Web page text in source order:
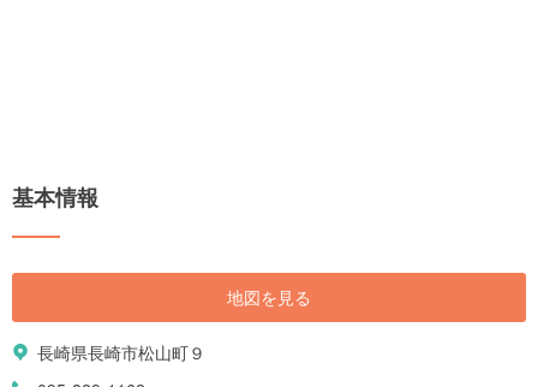
基本情報
地図を見る
長崎県長崎市松山町９